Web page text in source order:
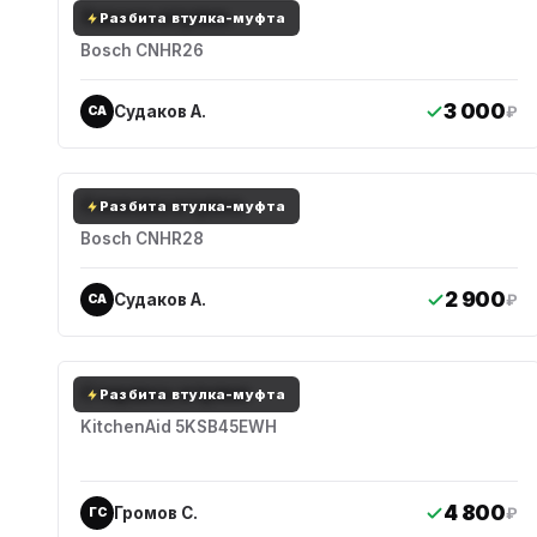
Разбита втулка-муфта
Замена втулки.
Bosch CNHR26
СА Судаков А. 3 000₽
Разбита втулка-муфта
Сломана втулка.
Bosch CNHR28
СА Судаков А. 2 900₽
Разбита втулка-муфта
Стерлись втулки
KitchenAid 5KSB45EWH
ГС Громов С. 4 800₽